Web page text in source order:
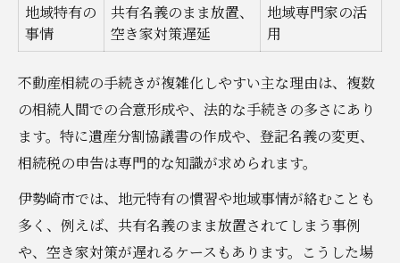
地域特有の
事情
共有名義のまま放置、
空き家対策遅延
地域専門家の活
用
不動産相続の手続きが複雑化しやすい主な理由は、複数
の相続人間での合意形成や、法的な手続きの多さにあり
ます。特に遺産分割協議書の作成や、登記名義の変更、
相続税の申告は専門的な知識が求められます。
伊勢崎市では、地元特有の慣習や地域事情が絡むことも
多く、例えば、共有名義のまま放置されてしまう事例
や、空き家対策が遅れるケースもあります。こうした場